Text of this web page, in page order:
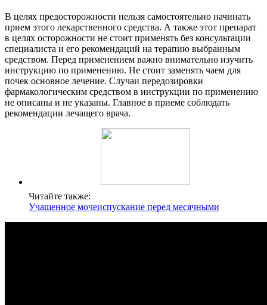
В целях предосторожности нельзя самостоятельно начинать
прием этого лекарственного средства. А также этот препарат
в целях осторожности не стоит применять без консультации
специалиста и его рекомендаций на терапию выбранным
средством. Перед применением важно внимательно изучить
инструкцию по применению. Не стоит заменять чаем для
почек основное лечение. Случаи передозировки
фармакологическим средством в инструкции по применению
не описаны и не указаны. Главное в приеме соблюдать
рекомендации лечащего врача.
Читайте также:
Учащенное мочеиспускание перед месячными